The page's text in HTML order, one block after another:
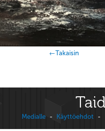
←Takaisin
Medialle - Käyttöehdot -